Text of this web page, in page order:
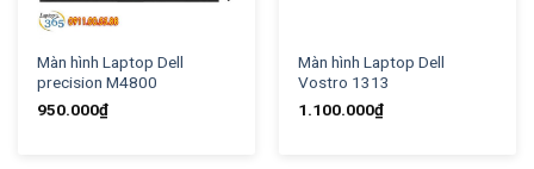
Màn hình Laptop Dell
precision M4800
950.000₫
Màn hình Laptop Dell
Vostro 1313
1.100.000₫